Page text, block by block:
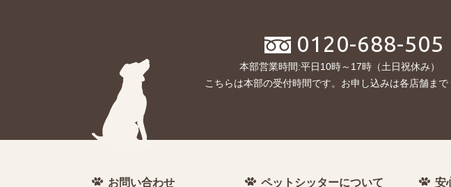
0120-688-505
本部営業時間:平日10時～17時（土日祝休み）
こちらは本部の受付時間です。お申し込みは各店舗まで
お問い合わせ ペットシッターについて 安